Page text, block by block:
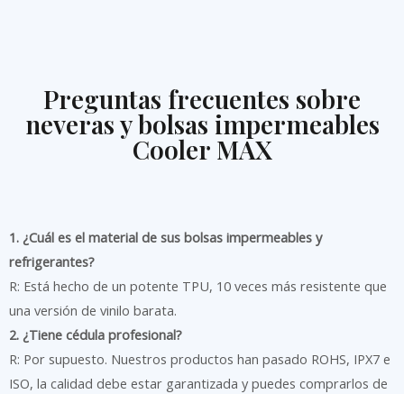
Preguntas frecuentes sobre
neveras y bolsas impermeables
Cooler MAX
1. ¿Cuál es el material de sus bolsas impermeables y
refrigerantes?
R: Está hecho de un potente TPU, 10 veces más resistente que
una versión de vinilo barata.
2. ¿Tiene cédula profesional?
R: Por supuesto. Nuestros productos han pasado ROHS, IPX7 e
ISO, la calidad debe estar garantizada y puedes comprarlos de